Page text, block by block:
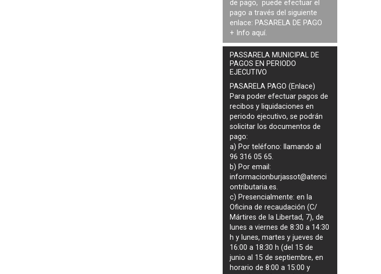
de pago, puede efectuar el
pago a través del siguiente
enlace: PASARELA DE PAGO
+ Info aquí.
PASSARELA MUNICIPAL DE
PAGOS EN PERIODO
EJECUTIVO
PASARELA PAGO (Enlace)
Para poder efectuar pagos de
recibos y liquidaciones en
periodo ejecutivo, se podrán
solicitar los documentos de
pago:
a) Por teléfono: llamando al
96 316 05 65.
b) Por email:
informacionburjassot@atenci
ontributaria.es.
c) Presencialmente: en la
Oficina de recaudación (C/
Mártires de la Libertad, 7), de
lunes a viernes de 8:30 a 14:30
h y lunes, martes y jueves de
16:00 a 18:30 h (del 15 de
junio al 15 de septiembre, en
horario de 8:00 a 15:00 y